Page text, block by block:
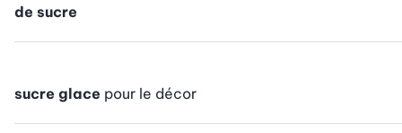
de sucre
sucre glace pour le décor